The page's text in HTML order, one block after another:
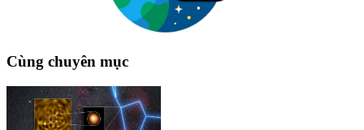
Cùng chuyên mục